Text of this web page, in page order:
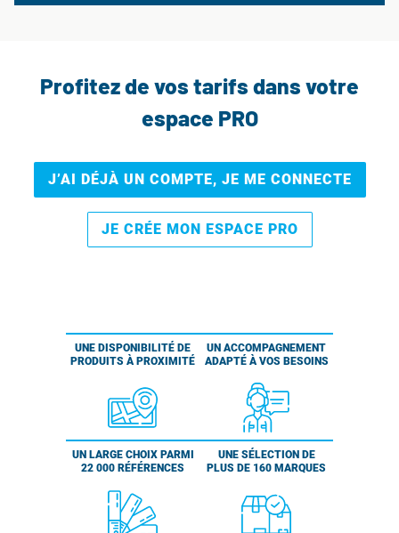
Profitez de vos tarifs dans votre
espace PRO
J’AI DÉJÀ UN COMPTE, JE ME CONNECTE
JE CRÉE MON ESPACE PRO
UNE DISPONIBILITÉ DE
PRODUITS À PROXIMITÉ
UN ACCOMPAGNEMENT
ADAPTÉ À VOS BESOINS
UN LARGE CHOIX PARMI
22 000 RÉFÉRENCES
UNE SÉLECTION DE
PLUS DE 160 MARQUES